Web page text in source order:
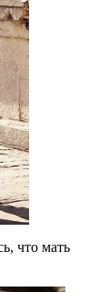
что мать